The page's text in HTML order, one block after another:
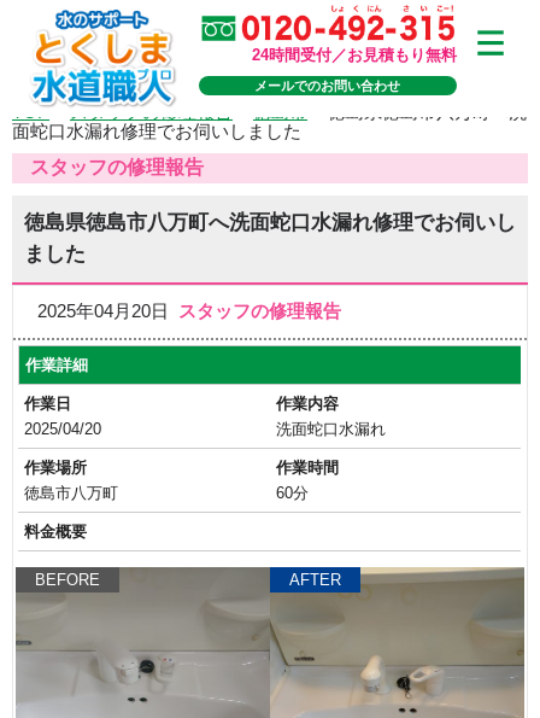
24時間受付／お見積もり無料
メールでのお問い合わせ
TOP>スタッフの修理報告
面蛇口水漏れ修理でお伺いしました
スタッフの修理報告
徳島県徳島市八万町へ洗面蛇口水漏れ修理でお伺いし
ました
2025年04月20日 スタッフの修理報告
作業詳細
作業日
2025/04/20
作業内容
洗面蛇口水漏れ
作業場所
徳島市八万町
作業時間
60分
料金概要
BEFORE AFTER